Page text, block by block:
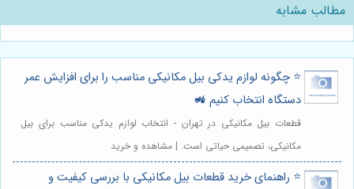
مطالب مشابه
⭐️ چگونه لوازم یدکی بیل مکانیکی مناسب را برای افزایش عمر
دستگاه انتخاب کنیم 🚜
قطعات بیل مکانیکی در تهران - انتخاب لوازم یدکی مناسب برای بیل
مکانیکی، تصمیمی حیاتی است. | مشاهده و خرید
⭐️ راهنمای خرید قطعات بیل مکانیکی با بررسی کیفیت و